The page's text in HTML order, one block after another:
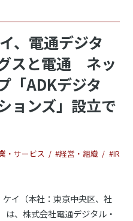
、電通デジタ
スと電通 ネッ
「ADKデジタ
ョンズ」設立で
・サービス #経営・組織 #IR
イ（本社：東京中央区、社
は、株式会社電通デジタル・